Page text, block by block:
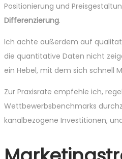
Positionierung und
Differenzierung.
Ich achte außerdem auf
die quantitative Daten nicht
ein Hebel, mit dem sich schnell
Zur Praxisrate empfehle ich,
Wettbewerbsbenchmarks
kanalbezogene Investitionen,